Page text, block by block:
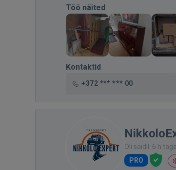
Töö näited
Kontaktid
+372 *** *** 00
Oli saidil: 6 h
PRO